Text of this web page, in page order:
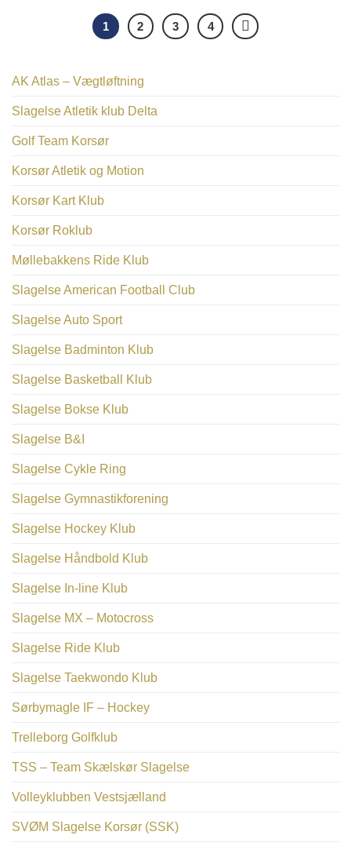
1 2 3 4
AK Atlas – Vægtløftning
Slagelse Atletik klub Delta
Golf Team Korsør
Korsør Atletik og Motion
Korsør Kart Klub
Korsør Roklub
Møllebakkens Ride Klub
Slagelse American Football Club
Slagelse Auto Sport
Slagelse Badminton Klub
Slagelse Basketball Klub
Slagelse Bokse Klub
Slagelse B&I
Slagelse Cykle Ring
Slagelse Gymnastikforening
Slagelse Hockey Klub
Slagelse Håndbold Klub
Slagelse In-line Klub
Slagelse MX – Motocross
Slagelse Ride Klub
Slagelse Taekwondo Klub
Sørbymagle IF – Hockey
Trelleborg Golfklub
TSS – Team Skælskør Slagelse
Volleyklubben Vestsjælland
SVØM Slagelse Korsør (SSK)